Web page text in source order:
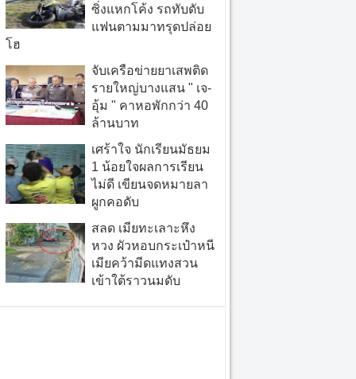
ซิ่งแหกโค้ง รถทับดับ
แฟนตามมาทรุดปล่อย
โฮ
จับเครือข่ายยาเสพติด
รายใหญ่บางแสน " เจ-
อุ้ม " คาหอพักกว่า 40
ล้านบาท
เศร้าใจ นักเรียนมัธยม
1 น้อยใจผลการเรียน
ไม่ดี เขียนจดหมายลา
ผูกคอดับ
สลด เมียทะเลาะหึง
หวง ผัวหอบกระเป๋าหนี
เมียคว้ามีดแทงสวน
เข้าใต้ราวนมดับ